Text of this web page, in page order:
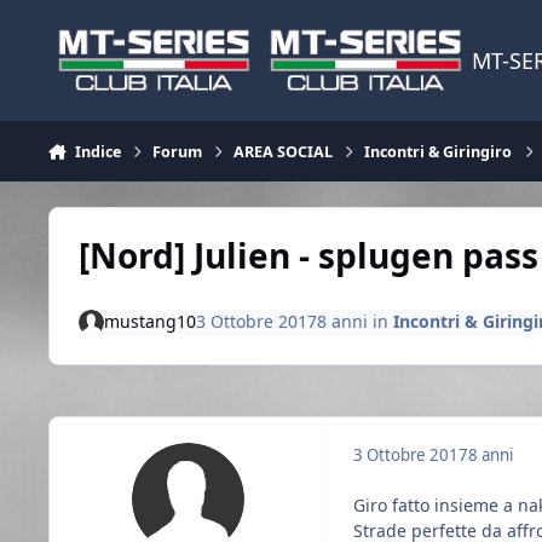
MT-
Indice Forum AREA SOCIAL Incontri & Giringiro
[Nord] Julien - splugen
mustang103 Ottobre 20178 anni in Incontri &
3 Ottobre 20178 anni
Giro fatto insieme a
Strade perfette da